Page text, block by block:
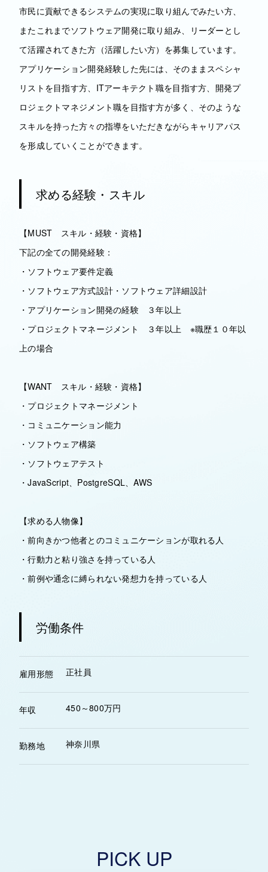
市民に貢献できるシステムの実現に取り組んでみたい方、
またこれまでソフトウェア開発に取り組み、リーダーとし
て活躍されてきた方（活躍したい方）を募集しています。
アプリケーション開発経験した先には、そのままスペシャ
リストを目指す方、ITアーキテクト職を目指す方、開発プ
ロジェクトマネジメント職を目指す方が多く、そのような
スキルを持った方々の指導をいただきながらキャリアパス
を形成していくことができます。
求める経験・スキル
【MUST スキル・経験・資格】
下記の全ての開発経験：
・ソフトウェア要件定義
・ソフトウェア方式設計・ソフトウェア詳細設計
・アプリケーション開発の経験 ３年以上
・プロジェクトマネージメント ３年以上 ※職歴１０年以
上の場合
【WANT スキル・経験・資格】
・プロジェクトマネージメント
・コミュニケーション能力
・ソフトウェア構築
・ソフトウェアテスト
・JavaScript、PostgreSQL、AWS
【求める人物像】
・前向きかつ他者とのコミュニケーションが取れる人
・行動力と粘り強さを持っている人
・前例や通念に縛られない発想力を持っている人
労働条件
雇用形態 正社員
年収 450～800万円
勤務地 神奈川県
PICK UP